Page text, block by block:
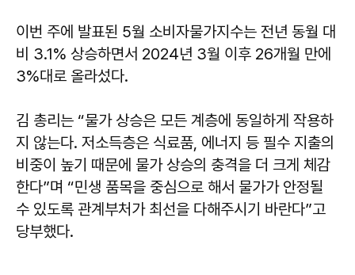
이번 주에 발표된 5월 소비자물가지수는 전년 동월 대
비 3.1% 상승하면서 2024년 3월 이후 26개월 만에
3%대로 올라섰다.
김 총리는 “물가 상승은 모든 계층에 동일하게 작용하
지 않는다. 저소득층은 식료품, 에너지 등 필수 지출의
비중이 높기 때문에 물가 상승의 충격을 더 크게 체감
한다”며 “민생 품목을 중심으로 해서 물가가 안정될
수 있도록 관계부처가 최선을 다해주시기 바란다”고
당부했다.